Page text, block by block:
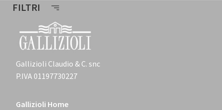
FILTRI
Gallizioli Claudio & C. snc
P.IVA 01197730227
Gallizioli Home